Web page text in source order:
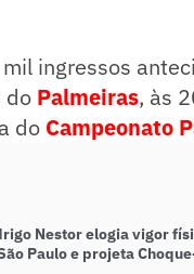
ingressos
do Palmeiras, às
do Campeonato
Nestor elogia vigor
Paulo e projeta